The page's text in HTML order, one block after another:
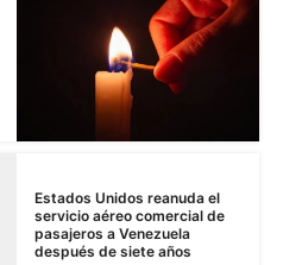
servicio aéreo comercial de
pasajeros a Venezuela
después de siete años
1 de mayo de 2026